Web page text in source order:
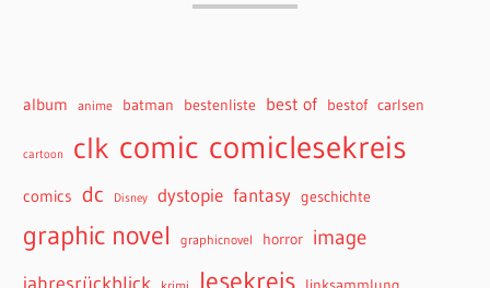
album anime batman bestenliste best of bestof carlsen
cartoon clk comic comiclesekreis
comics dc Disney dystopie fantasy geschichte
graphic novel graphicnovel horror image
lesekreis